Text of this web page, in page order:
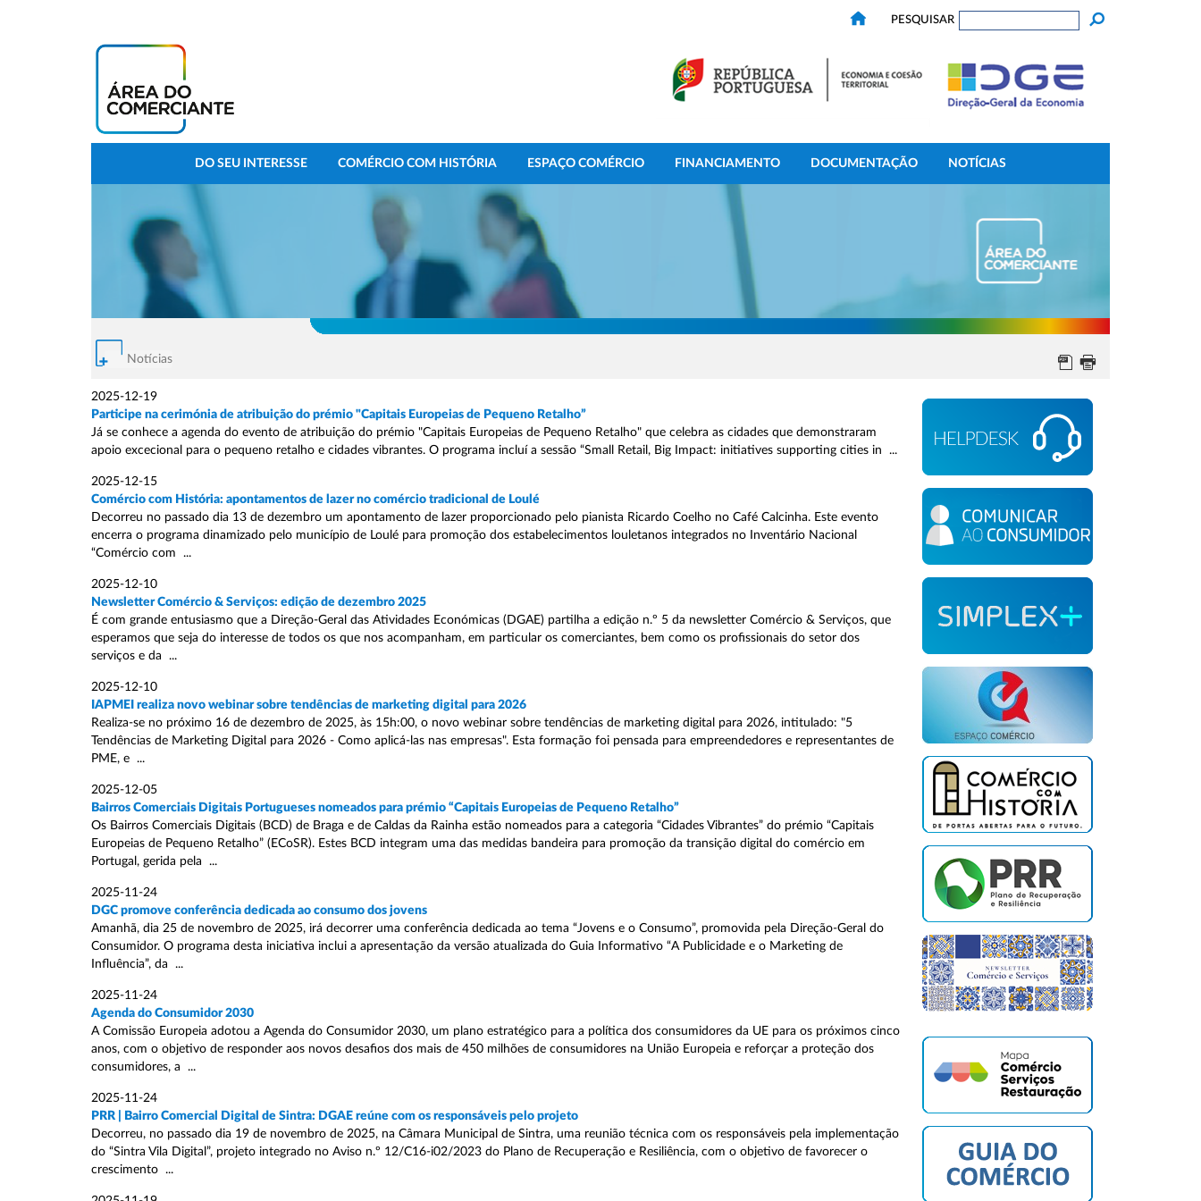
PESQUISAR
DO SEU INTERESSE COMÉRCIO COM HISTÓRIA ESPAÇO COMÉRCIO FINANCIAMENTO DOCUMENTAÇÃO NOTÍCIAS
Notícias
2025-12-19
Participe na cerimónia de atribuição do prémio "Capitais Europeias de Pequeno Retalho”
Já se conhece a agenda do evento de atribuição do prémio "Capitais Europeias de Pequeno Retalho" que celebra as cidades que demonstraram
apoio excecional para o pequeno retalho e cidades vibrantes. O programa incluí a sessão “Small Retail, Big Impact: initiatives supporting cities in ...
2025-12-15
Comércio com História: apontamentos de lazer no comércio tradicional de Loulé
Decorreu no passado dia 13 de dezembro um apontamento de lazer proporcionado pelo pianista Ricardo Coelho no Café Calcinha. Este evento
encerra o programa dinamizado pelo município de Loulé para promoção dos estabelecimentos louletanos integrados no Inventário Nacional
“Comércio com ...
2025-12-10
Newsletter Comércio & Serviços: edição de dezembro 2025
É com grande entusiasmo que a Direção-Geral das Atividades Económicas (DGAE) partilha a edição n.º 5 da newsletter Comércio & Serviços, que
esperamos que seja do interesse de todos os que nos acompanham, em particular os comerciantes, bem como os profissionais do setor dos
serviços e da ...
2025-12-10
IAPMEI realiza novo webinar sobre tendências de marketing digital para 2026
Realiza-se no próximo 16 de dezembro de 2025, às 15h:00, o novo webinar sobre tendências de marketing digital para 2026, intitulado: "5
Tendências de Marketing Digital para 2026 - Como aplicá-las nas empresas". Esta formação foi pensada para empreendedores e representantes de
PME, e ...
2025-12-05
Bairros Comerciais Digitais Portugueses nomeados para prémio “Capitais Europeias de Pequeno Retalho”
Os Bairros Comerciais Digitais (BCD) de Braga e de Caldas da Rainha estão nomeados para a categoria “Cidades Vibrantes” do prémio “Capitais
Europeias de Pequeno Retalho” (ECoSR). Estes BCD integram uma das medidas bandeira para promoção da transição digital do comércio em
Portugal, gerida pela ...
2025-11-24
DGC promove conferência dedicada ao consumo dos jovens
Amanhã, dia 25 de novembro de 2025, irá decorrer uma conferência dedicada ao tema “Jovens e o Consumo”, promovida pela Direção-Geral do
Consumidor. O programa desta iniciativa inclui a apresentação da versão atualizada do Guia Informativo “A Publicidade e o Marketing de
Influência”, da ...
2025-11-24
Agenda do Consumidor 2030
A Comissão Europeia adotou a Agenda do Consumidor 2030, um plano estratégico para a política dos consumidores da UE para os próximos cinco
anos, com o objetivo de responder aos novos desafios dos mais de 450 milhões de consumidores na União Europeia e reforçar a proteção dos
consumidores, a ...
2025-11-24
PRR | Bairro Comercial Digital de Sintra: DGAE reúne com os responsáveis pelo projeto
Decorreu, no passado dia 19 de novembro de 2025, na Câmara Municipal de Sintra, uma reunião técnica com os responsáveis pela implementação
do “Sintra Vila Digital”, projeto integrado no Aviso n.º 12/C16-i02/2023 do Plano de Recuperação e Resiliência, com o objetivo de favorecer o
crescimento ...